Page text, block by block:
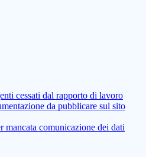
cessati dal rapporto di lavoro
da pubblicare sul sito
mancata comunicazione dei dati